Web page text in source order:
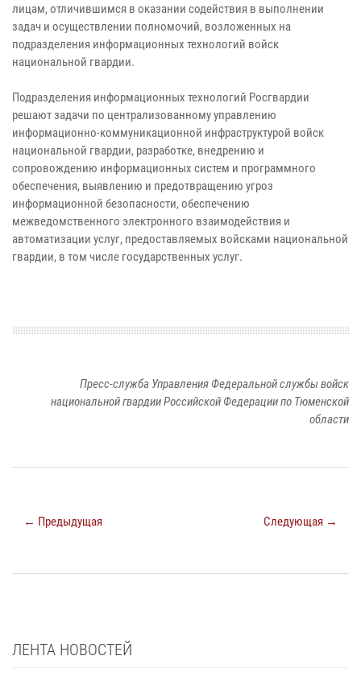
лицам, отличившимся в оказании содействия в выполнении
задач и осуществлении полномочий, возложенных на
подразделения информационных технологий войск
национальной гвардии.
Подразделения информационных технологий Росгвардии
решают задачи по централизованному управлению
информационно-коммуникационной инфраструктурой войск
национальной гвардии, разработке, внедрению и
сопровождению информационных систем и программного
обеспечения, выявлению и предотвращению угроз
информационной безопасности, обеспечению
межведомственного электронного взаимодействия и
автоматизации услуг, предоставляемых войсками национальной
гвардии, в том числе государственных услуг.
Пресс-служба Управления Федеральной службы войск
национальной гвардии Российской Федерации по Тюменской
области
← Предыдущая Следующая →
ЛЕНТА НОВОСТЕЙ